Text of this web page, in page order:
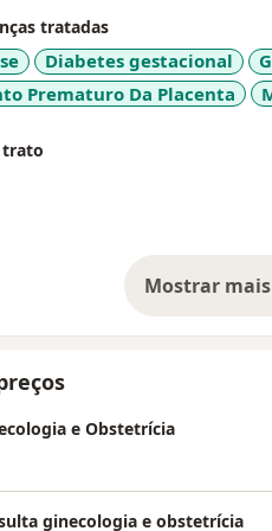
para correção de
rápida e menos dolorosa
natal especializado, com
(no consultório).
tratadas
Diabetes gestacional
Prematuro Da Placenta
trato
Mostrar
e Obstetrícia
ginecologia e obstetrícia